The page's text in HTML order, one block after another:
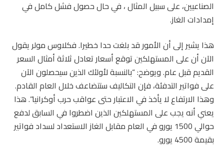
الصناعيين، على سبيل المثال ، في حال حصول فشل كامل في
إمدادات الغاز.
هذا يشير إلى أن الأمور قد بلغت حدا خطيرا. فكلاوس مولر يقول
الآن أن على المستهلكين توقع أسعار تعادل ثلاثة أمثال السعر
القديم قبل عام. ويوضح: “بالنسبة لأولئك الذين سيحصلون الآن
على فواتير التدفئة، فإن التكاليف ستتضاعف خلال العام القادم.
وهذا الارتفاع لا يأخذ في الاعتبار حتى عواقب حرب أوكرانيا”. هذا
يعني أنه يجب على المستهلكين الذين اضطروا في السابق لدفع
حوالي 1500 يورو في العام مقابل الغاز الاستعداد لسداد فواتير
بقيمة 4500 يورو.